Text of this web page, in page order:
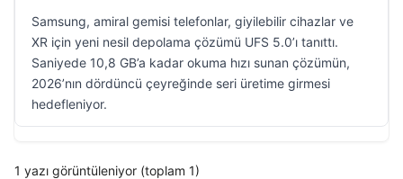
Samsung, amiral gemisi telefonlar, giyilebilir cihazlar ve
XR için yeni nesil depolama çözümü UFS 5.0’ı tanıttı.
Saniyede 10,8 GB’a kadar okuma hızı sunan çözümün,
2026’nın dördüncü çeyreğinde seri üretime girmesi
hedefleniyor.
1 yazı görüntüleniyor (toplam 1)